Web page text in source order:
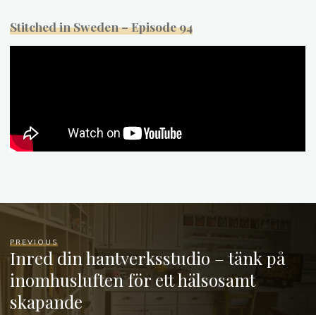
Stitched in Sweden – Episode 94
PREVIOUS
Inred din hantverksstudio – tänk på
inomhusluften för ett hälsosamt
skapande